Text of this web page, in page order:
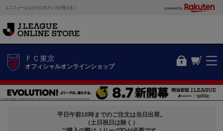
ユニフォームなどの公式グッズが買える！ powered by
ＦＣ東京
オフィシャルオンラインショップ
平日午前10時までのご注文は当日出荷。
（土日祝日は除く）